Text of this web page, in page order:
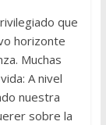
que
horizonte
Muchas
A nivel
nuestra
sobre la